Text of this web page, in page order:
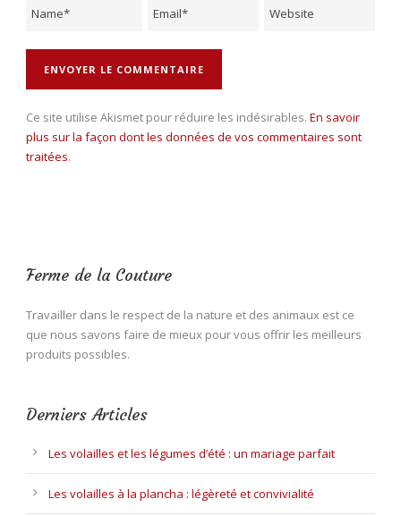
Ce site utilise Akismet pour réduire les indésirables. En savoir
plus sur la façon dont les données de vos commentaires sont
traitées.
Ferme de la Couture
Travailler dans le respect de la nature et des animaux est ce
que nous savons faire de mieux pour vous offrir les meilleurs
produits possibles.
Derniers Articles
Les volailles et les légumes d’été : un mariage parfait
Les volailles à la plancha : légèreté et convivialité